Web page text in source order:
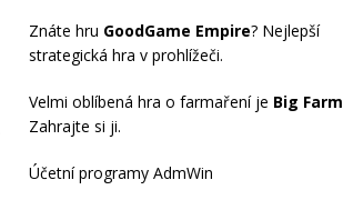
Znáte hru GoodGame Empire? Nejlepší
strategická hra v prohlížeči.
Velmi oblíbená hra o farmaření je Big Farm
Zahrajte si ji.
Účetní programy AdmWin